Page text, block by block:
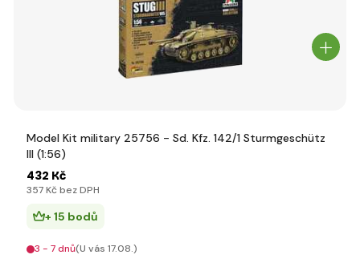
Model Kit military 25756 - Sd. Kfz. 142/1 Sturmgeschütz
III (1:56)
432 Kč
357 Kč bez DPH
+ 15 bodů
3 - 7 dnů(U vás 17.08.)